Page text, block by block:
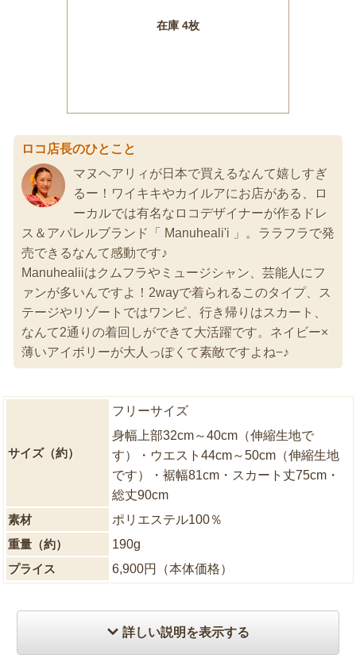
ロコ店長のひとこと
マヌヘアリィが日本で買えるなんて嬉しすぎ
るー！ワイキキやカイルアにお店がある、ロ
ーカルでは有名なロコデザイナーが作るドレ
ス＆アパレルブランド「 Manuheali'i 」。ララフラで発
売できるなんて感動です♪
Manuhealiiはクムフラやミュージシャン、芸能人にフ
ァンが多いんですよ！2wayで着られるこのタイプ、ス
テージやリゾートではワンピ、行き帰りはスカート、
なんて2通りの着回しができて大活躍です。ネイビー×
薄いアイボリーが大人っぽくて素敵ですよね−♪
サイズ（約）
フリーサイズ
身幅上部32cm～40cm（伸縮生地で
す）・ウエスト44cm～50cm（伸縮生地
です）・裾幅81cm・スカート丈75cm・
総丈90cm
素材
ポリエステル100％
重量（約）
190g
プライス
6,900円（本体価格）
詳しい説明を表示する